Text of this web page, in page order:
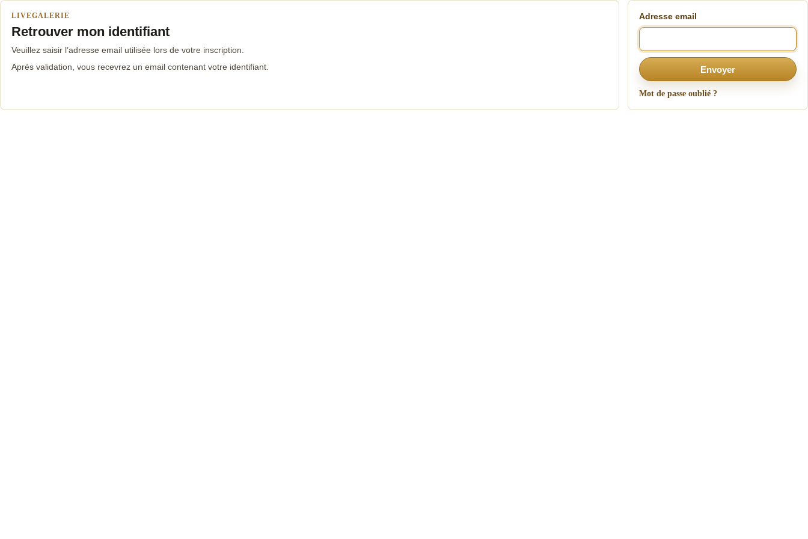
LIVEGALERIE
Retrouver mon identifiant
Veuillez saisir l’adresse email utilisée lors de votre inscription.
Après validation, vous recevrez un email contenant votre identifiant.
Adresse email
Envoyer
Mot de passe oublié ?